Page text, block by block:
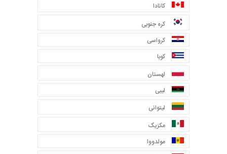
کانادا
کره جنوبی
کرواسی
کوبا
لهستان
لیبی
لیتوانی
مکزیک
مولدووا